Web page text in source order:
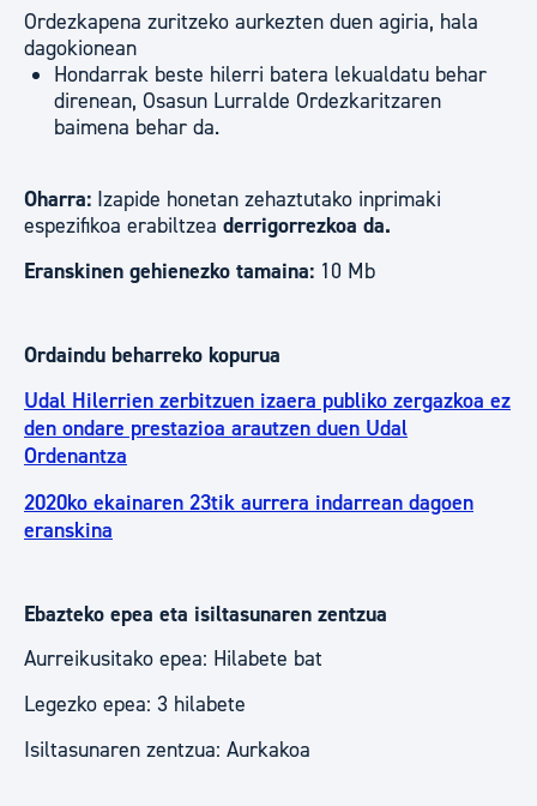
Ordezkapena zuritzeko aurkezten duen agiria, hala
dagokionean
Hondarrak beste hilerri batera lekualdatu behar
direnean, Osasun Lurralde Ordezkaritzaren
baimena behar da.
Oharra: Izapide honetan zehaztutako inprimaki
espezifikoa erabiltzea derrigorrezkoa da.
Eranskinen gehienezko tamaina: 10 Mb
Ordaindu beharreko kopurua
Udal Hilerrien zerbitzuen izaera publiko zergazkoa ez
den ondare prestazioa arautzen duen Udal
Ordenantza
2020ko ekainaren 23tik aurrera indarrean dagoen
eranskina
Ebazteko epea eta isiltasunaren zentzua
Aurreikusitako epea: Hilabete bat
Legezko epea: 3 hilabete
Isiltasunaren zentzua: Aurkakoa